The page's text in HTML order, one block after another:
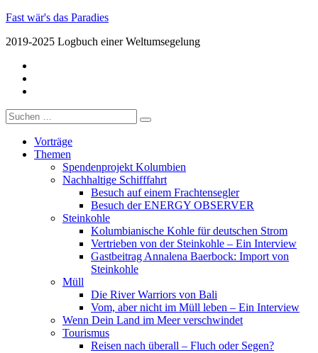
Skip
content
Fast wär's das Paradies
2019-2025 Logbuch einer Weltumsegelung
Suche
nach:
Vorträge
Themen
Spendenprojekt Kolumbien
Nachhaltige Schifffahrt
Besuch auf einem Frachtensegler
Besuch der ENERGY OBSERVER
Steinkohle
Kolumbianische Kohle für deutschen Strom
Vertrieben von der Steinkohle – Ein Interview
Gastbeitrag Annalena Baerbock: Import von
Steinkohle
Müll
Die River Warriors von Bali
Vom, aber nicht im Müll leben – Ein Interview
Wenn Dein Land im Meer verschwindet
Tourismus
Reisen nach überall – Fluch oder Segen?